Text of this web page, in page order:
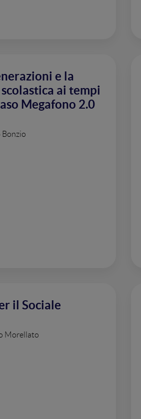
e la
ai tempi
Megafono 2.0
Bonzio
il Sociale
Morellato